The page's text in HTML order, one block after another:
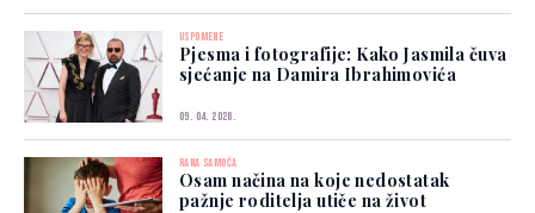
USPOMENE
Pjesma i fotografije: Kako Jasmila čuva
sjećanje na Damira Ibrahimovića
09. 04. 2026.
RANA SAMOĆA
Osam načina na koje nedostatak
pažnje roditelja utiče na život